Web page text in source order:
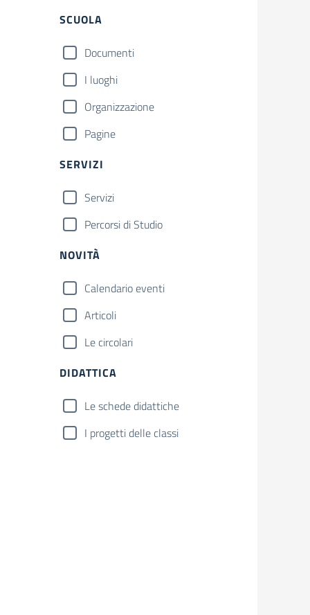
Filtri
Cerca
SCUOLA
Documenti
I luoghi
Organizzazione
Pagine
SERVIZI
Servizi
Percorsi di Studio
NOVITÀ
Calendario eventi
Articoli
Le circolari
DIDATTICA
Le schede didattiche
I progetti delle classi